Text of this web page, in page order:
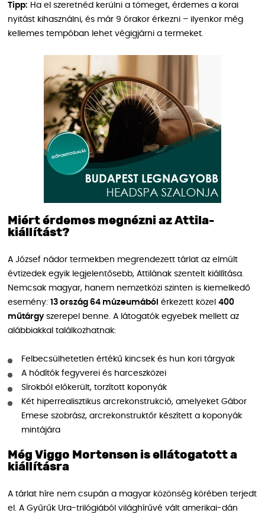
Tipp: Ha el szeretnéd kerülni a tömeget, érdemes a korai
nyitást kihasználni, és már 9 órakor érkezni – ilyenkor még
kellemes tempóban lehet végigjárni a termeket.
Miért érdemes megnézni az Attila-
kiállítást?
A József nádor termekben megrendezett tárlat az elmúlt
évtizedek egyik legjelentősebb, Attilának szentelt kiállítása.
Nemcsak magyar, hanem nemzetközi szinten is kiemelkedő
esemény: 13 ország 64 múzeumából érkezett közel 400
műtárgyszerepel benne. A látogatók egyebek mellett az
alábbiakkal találkozhatnak:
Felbecsülhetetlen értékű kincsek és hun kori tárgyak
A hódítók fegyverei és harceszközei
Sírokból előkerült, torzított koponyák
Két hiperrealisztikus arcrekonstrukció, amelyeket Gábor
Emese szobrász, arcrekonstruktőr készített a koponyák
mintájára
Még Viggo Mortensen is ellátogatott a
kiállításra
A tárlat híre nem csupán a magyar közönség körében terjedt
el. A Gyűrűk Ura-trilógiából világhírűvé vált amerikai-dán